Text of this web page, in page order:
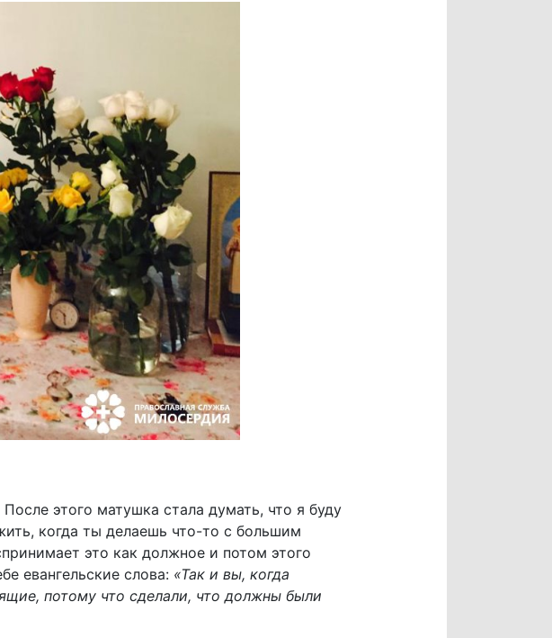
этого матушка стала думать, что я буду
когда ты делаешь что-то с большим
это как должное и потом этого
евангельские слова: «Так и вы, когда
потому что сделали, что должны были